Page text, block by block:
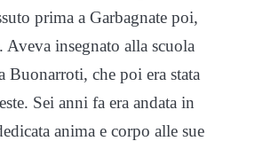
prima a Garbagnate poi,
Aveva insegnato alla scuola
Buonarroti, che poi era stata
Sei anni fa era andata in
anima e corpo alle sue